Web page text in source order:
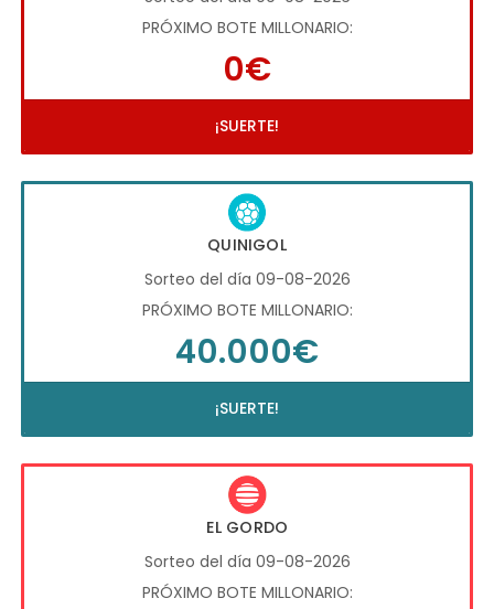
PRÓXIMO BOTE MILLONARIO:
0€
¡SUERTE!
QUINIGOL
Sorteo del día 09-08-2026
PRÓXIMO BOTE MILLONARIO:
40.000€
¡SUERTE!
EL GORDO
Sorteo del día 09-08-2026
PRÓXIMO BOTE MILLONARIO: